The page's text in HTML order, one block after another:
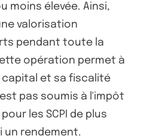
moins élevée. Ainsi,
valorisation
pendant toute la
opération permet à
capital et sa fiscalité
pas soumis à l'impôt
les SCPI de plus
un rendement.